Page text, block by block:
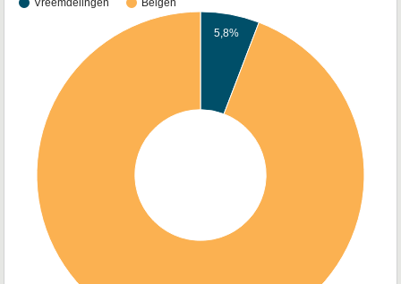
Vreemdelingen Belgen
5,8%